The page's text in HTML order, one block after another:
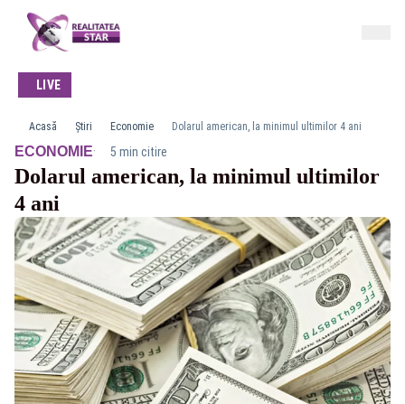
LIVE
Acasă Știri Economie Dolarul american, la minimul ultimilor 4 ani
ECONOMIE· 5 min citire
Dolarul american, la minimul ultimilor
4 ani